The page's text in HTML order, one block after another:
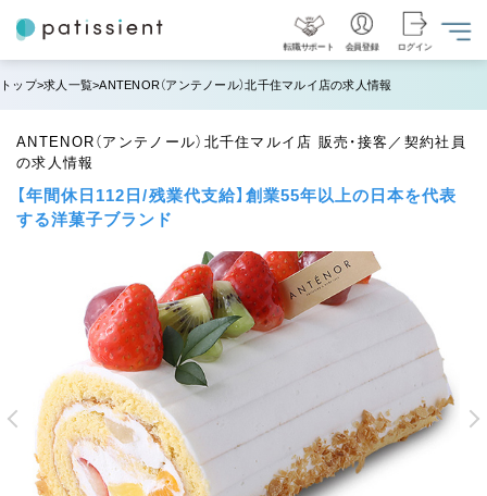
転職サポート 会員登録 ログイン
トップ 求人一覧 ANTENOR（アンテノール）北千住マルイ店の求人情報
ANTENOR（アンテノール）北千住マルイ店 販売・接客／契約社員
の求人情報
【年間休日112日/残業代支給】創業55年以上の日本を代表
する洋菓子ブランド